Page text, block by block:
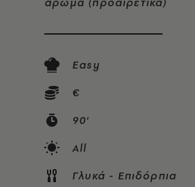
Easy
€
90'
All
Γλυκά - Επιδόρπια